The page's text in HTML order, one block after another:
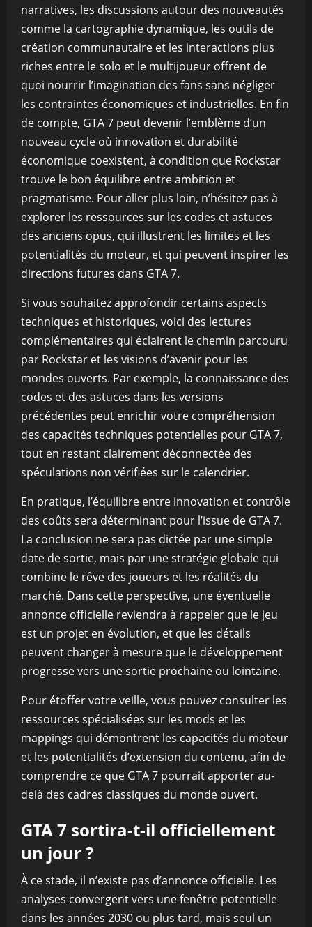
narratives, les discussions autour des nouveautés
comme la cartographie dynamique, les outils de
création communautaire et les interactions plus
riches entre le solo et le multijoueur offrent de
quoi nourrir l’imagination des fans sans négliger
les contraintes économiques et industrielles. En fin
de compte, GTA 7 peut devenir l’emblème d’un
nouveau cycle où innovation et durabilité
économique coexistent, à condition que Rockstar
trouve le bon équilibre entre ambition et
pragmatisme. Pour aller plus loin, n’hésitez pas à
explorer les ressources sur les codes et astuces
des anciens opus, qui illustrent les limites et les
potentialités du moteur, et qui peuvent inspirer les
directions futures dans GTA 7.
Si vous souhaitez approfondir certains aspects
techniques et historiques, voici des lectures
complémentaires qui éclairent le chemin parcouru
par Rockstar et les visions d’avenir pour les
mondes ouverts. Par exemple, la connaissance des
codes et des astuces dans les versions
précédentes peut enrichir votre compréhension
des capacités techniques potentielles pour GTA 7,
tout en restant clairement déconnectée des
spéculations non vérifiées sur le calendrier.
En pratique, l’équilibre entre innovation et contrôle
des coûts sera déterminant pour l’issue de GTA 7.
La conclusion ne sera pas dictée par une simple
date de sortie, mais par une stratégie globale qui
combine le rêve des joueurs et les réalités du
marché. Dans cette perspective, une éventuelle
annonce officielle reviendra à rappeler que le jeu
est un projet en évolution, et que les détails
peuvent changer à mesure que le développement
progresse vers une sortie prochaine ou lointaine.
Pour étoffer votre veille, vous pouvez consulter les
ressources spécialisées sur les mods et les
mappings qui démontrent les capacités du moteur
et les potentialités d’extension du contenu, afin de
comprendre ce que GTA 7 pourrait apporter au-
delà des cadres classiques du monde ouvert.
GTA 7 sortira-t-il officiellement
un jour ?
À ce stade, il n’existe pas d’annonce officielle. Les
analyses convergent vers une fenêtre potentielle
dans les années 2030 ou plus tard, mais seul un